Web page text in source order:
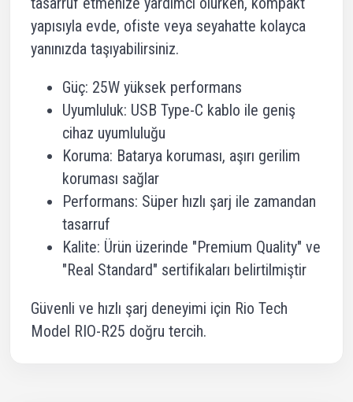
yapısıyla evde, ofiste veya seyahatte kolayca
yanınızda taşıyabilirsiniz.
Güç: 25W yüksek performans
Uyumluluk: USB Type-C kablo ile geniş
cihaz uyumluluğu
Koruma: Batarya koruması, aşırı gerilim
koruması sağlar
Performans: Süper hızlı şarj ile zamandan
tasarruf
Kalite: Ürün üzerinde "Premium Quality" ve
"Real Standard" sertifikaları belirtilmiştir
Güvenli ve hızlı şarj deneyimi için Rio Tech
Model RIO-R25 doğru tercih.